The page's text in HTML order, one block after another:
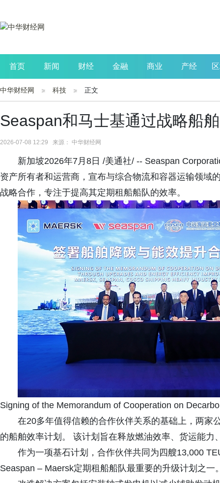
首页 新闻 财经 金融 商业 产经
公司 生活 读书
中华财经网 科技 正文
Seaspan和马士基通过战略船
2026-07-08 12:29 来源： 中华财经网
新加坡2026年7月8日 /美通社/ -- Seaspan
资产所有者和运营商，宣布与综合物流和容器运输领域
战略合作，专注于提高其定期租船船队的效率。
Signing of the Memorandum of Cooperation on
在20多年值得信赖的合作伙伴关系的基础上，两家
的船舶效率计划。 该计划旨在释放燃油效率、货运能
作为一项基石计划，合作伙伴共同为四艘13,000
Seaspan – Maersk定期租船船队最重要的升级计划之一